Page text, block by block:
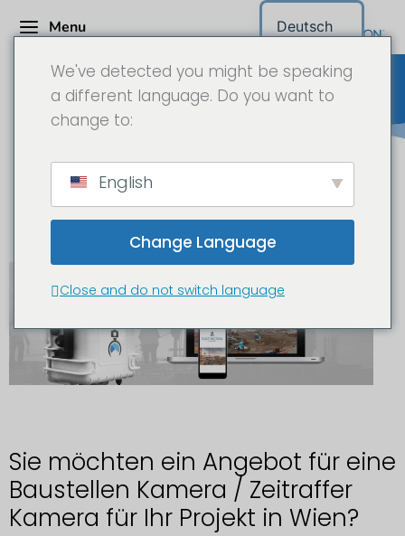
Menu
Baustellen -
Langzeitaufnahmen Wien
Sie möchten ein Angebot für eine
Baustellen Kamera / Zeitraffer
Kamera für Ihr Projekt in Wien?
We've detected you might be speaking
a different language. Do you want to
change to:
English
Change Language
Close and do not switch language
Deutsch